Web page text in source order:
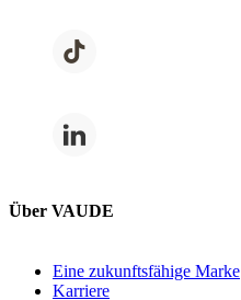
Über VAUDE
Eine zukunftsfähige Marke
Karriere